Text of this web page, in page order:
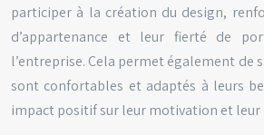
participer à la création du design,
d’appartenance et leur fierté de
l’entreprise. Cela permet également de
sont confortables et adaptés à leurs
impact positif sur leur motivation et leur